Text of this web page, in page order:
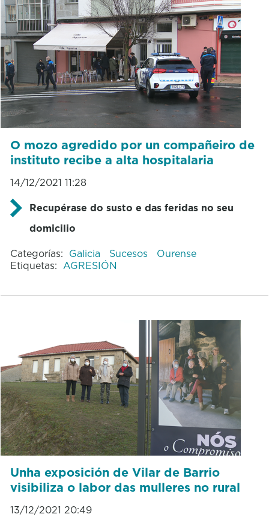
O mozo agredido por un compañeiro de
instituto recibe a alta hospitalaria
14/12/2021 11:28
Recupérase do susto e das feridas no seu
domicilio
Categorías: Galicia Sucesos
Ourense
Etiquetas: AGRESIÓN
Unha exposición de Vilar de Barrio
visibiliza o labor das mulleres no rural
13/12/2021 20:49